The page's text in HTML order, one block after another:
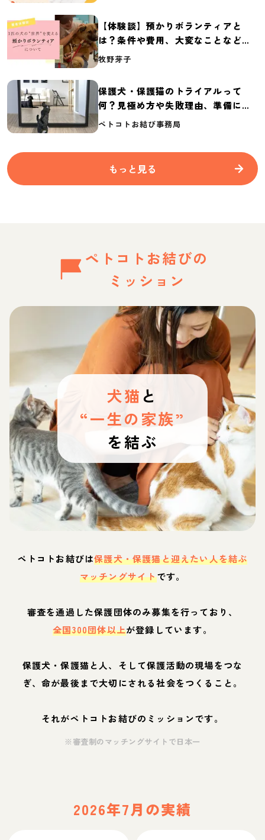
【体験談】預かりボランティアと
は？条件や費用、大変なことなど紹
介
牧野芽子
保護犬・保護猫のトライアルって
何？見極め方や失敗理由、準備に必
要なものを紹介
ペトコトお結び事務局
もっと見る
ペトコトお結びの
ミッション
犬猫 と
“一生の家族”
を結ぶ
ペトコトお結びは保護犬・保護猫と迎えたい人を結ぶ
マッチングサイトです。
審査を通過した保護団体のみ募集を行っており、
全国300団体以上が登録しています。
保護犬・保護猫と人、そして保護活動の現場をつな
ぎ、命が最後まで大切にされる社会をつくること。
それがペトコトお結びのミッションです。
※審査制のマッチングサイトで日本一
2026年7月の実績